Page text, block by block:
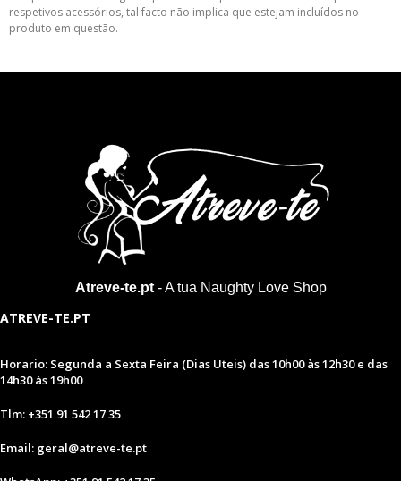
respetivos acessórios, tal facto não implica que estejam incluídos no
produto em questão.
Atreve-te.pt- A tua Naughty Love Shop
ATREVE-TE.PT
Horario: Segunda a Sexta Feira (Dias Uteis) das 10h00 às 12h30 e das
14h30 às 19h00
Tlm: +351 91 542 17 35
Email: geral@atreve-te.pt